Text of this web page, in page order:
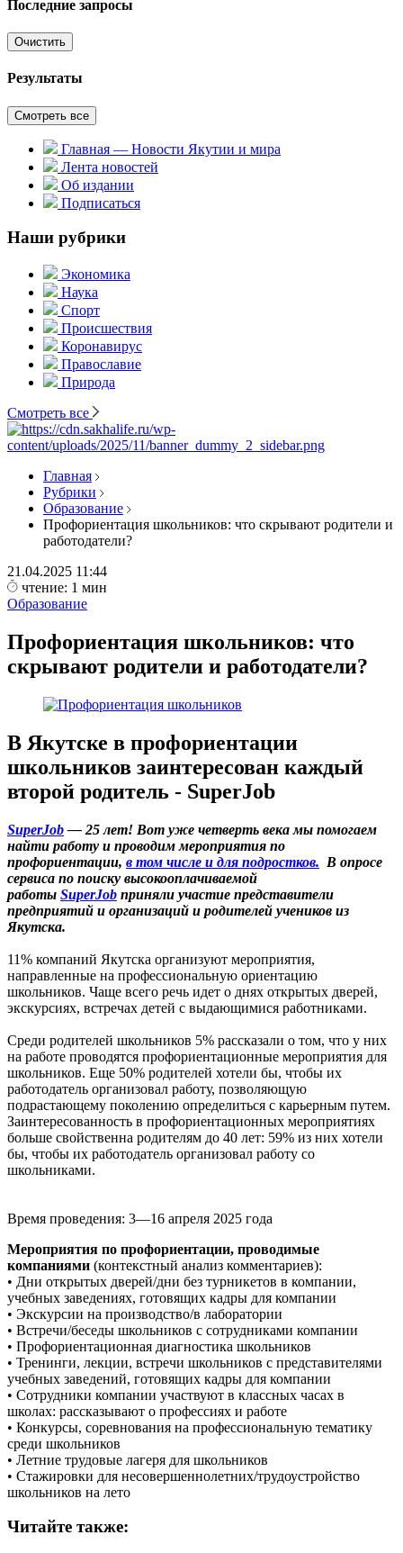
Последние запросы
Очистить
Результаты
Смотреть все
Главная — Новости Якутии и мира
Лента новостей
Об издании
Подписаться
Наши рубрики
Экономика
Наука
Спорт
Происшествия
Коронавирус
Православие
Природа
Смотреть все
Главная
Рубрики
Образование
Профориентация школьников: что скрывают родители и
работодатели?
21.04.2025 11:44
чтение: 1 мин
Образование
Профориентация школьников: что
скрывают родители и работодатели?
В Якутске в профориентации
школьников заинтересован каждый
второй родитель ‑ SuperJob
SuperJob— 25 лет! Вот уже четверть века мы помогаем
найти работу и проводим мероприятия по
профориентации, в том числе и для подростков. В опросе
сервиса по поиску высокооплачиваемой
работы SuperJob приняли участие представители
предприятий и организаций и родителей учеников из
Якутска.
11% компаний Якутска организуют мероприятия,
направленные на профессиональную ориентацию
школьников. Чаще всего речь идет о днях открытых дверей,
экскурсиях, встречах детей с выдающимися работниками.
Среди родителей школьников 5% рассказали о том, что у них
на работе проводятся профориентационные мероприятия для
школьников. Еще 50% родителей хотели бы, чтобы их
работодатель организовал работу, позволяющую
подрастающему поколению определиться с карьерным путем.
Заинтересованность в профориентационных мероприятиях
больше свойственна родителям до 40 лет: 59% из них хотели
бы, чтобы их работодатель организовал работу со
школьниками.
Время проведения: 3—16 апреля 2025 года
Мероприятия по профориентации, проводимые
компаниями (контекстный анализ комментариев):
• Дни открытых дверей/дни без турникетов в компании,
учебных заведениях, готовящих кадры для компании
• Экскурсии на производство/в лаборатории
• Встречи/беседы школьников с сотрудниками компании
• Профориентационная диагностика школьников
• Тренинги, лекции, встречи школьников с представителями
учебных заведений, готовящих кадры для компании
• Сотрудники компании участвуют в классных часах в
школах: рассказывают о профессиях и работе
• Конкурсы, соревнования на профессиональную тематику
среди школьников
• Летние трудовые лагеря для школьников
• Стажировки для несовершеннолетних/трудоустройство
школьников на лето
Читайте также: